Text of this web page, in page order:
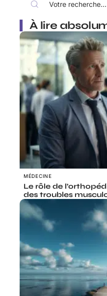
À lire
MÉDECINE
Le rôle de
des troubles